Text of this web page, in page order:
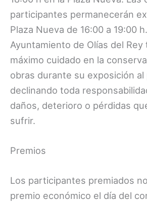
participantes permanecerán
Plaza Nueva de 16:00 a 19:00
Ayuntamiento de Olías del Rey
máximo cuidado en la
obras durante su exposición al
declinando toda
daños, deterioro o pérdidas
sufrir.
Premios
Los participantes premiados
premio económico el día del